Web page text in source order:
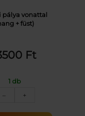
pálya vonattal
+ füst)
Ft
1 db
–
vonattal
+